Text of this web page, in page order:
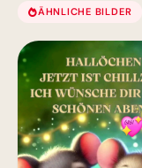
ÄHNLICHE BILDER